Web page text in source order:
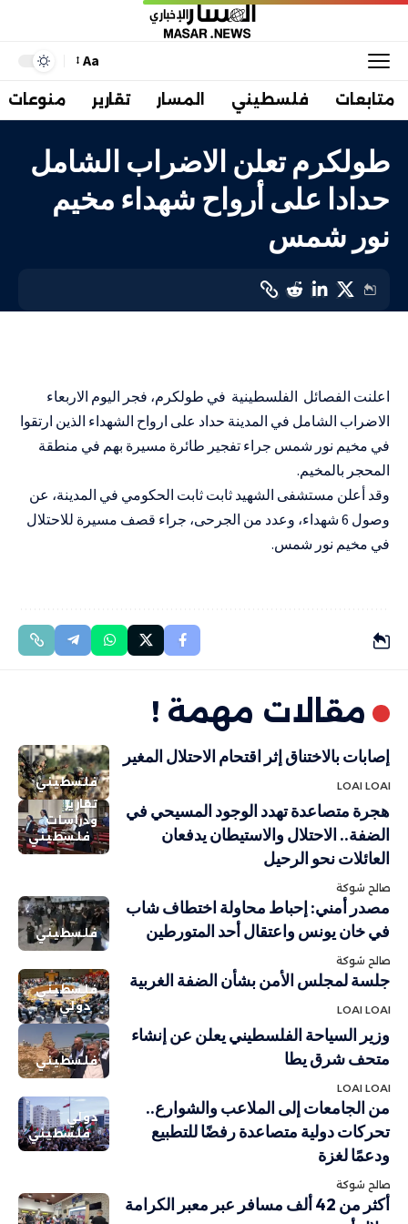
Aa
متابعات فلسطيني المسار تقارير منوعات
طولكرم تعلن الاضراب الشامل
حدادا على أرواح شهداء مخيم
نور شمس
اعلنت الفصائل الفلسطينية في طولكرم، فجر اليوم الاربعاء
الاضراب الشامل في المدينة حداد على ارواح الشهداء الذين ارتقوا
في مخيم نور شمس جراء تفجير طائرة مسيرة بهم في منطقة
المحجر بالمخيم.
وقد أعلن مستشفى الشهيد ثابت ثابت الحكومي في المدينة، عن
وصول 6 شهداء، وعدد من الجرحى، جراء قصف مسيرة للاحتلال
في مخيم نور شمس.
مقالات مهمة !
فلسطيني
إصابات بالاختناق إثر اقتحام الاحتلال المغير
LOAI LOAI
تقارير
ودراسات
فلسطيني
هجرة متصاعدة تهدد الوجود المسيحي في
الضفة.. الاحتلال والاستيطان يدفعان
العائلات نحو الرحيل
صالح شوكة
فلسطيني
مصدر أمني: إحباط محاولة اختطاف شاب
في خان يونس واعتقال أحد المتورطين
صالح شوكة
فلسطيني
دولي
جلسة لمجلس الأمن بشأن الضفة الغربية
LOAI LOAI
فلسطيني
وزير السياحة الفلسطيني يعلن عن إنشاء
متحف شرق يطا
LOAI LOAI
دولي
فلسطيني
من الجامعات إلى الملاعب والشوارع..
تحركات دولية متصاعدة رفضًا للتطبيع
ودعمًا لغزة
صالح شوكة
أكثر من 42 ألف مسافر عبر معبر الكرامة